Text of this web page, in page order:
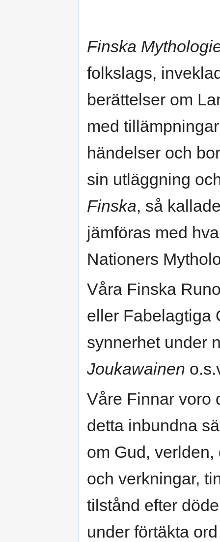
Finska
folkslags,
berättelser om
med
händelser och
sin utläggning
Finska, så
jämföras med
Nationers
Våra Finska
eller Fabelagtiga
synnerhet under
Joukawainen
Våre Finnar voro
detta inbundna
om Gud,
och verkningar,
tilstånd efter
under förtäkta